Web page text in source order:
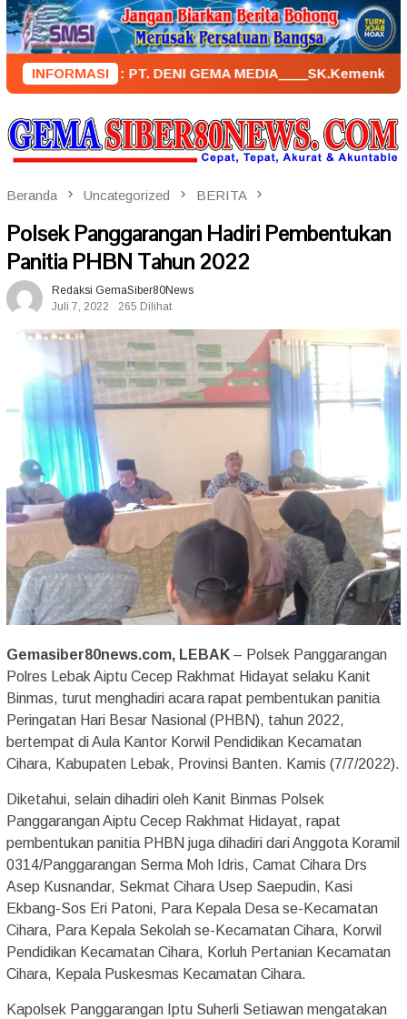
Loncat
ke
konten
INFORMASI
: PT. DENI GEMA MEDIA____SK.KemenkumHam :
Beranda Uncategorized BERITA
Polsek Panggarangan Hadiri Pembentukan
Panitia PHBN Tahun 2022
Redaksi GemaSiber80News
Juli 7, 2022
265 Dilihat
Gemasiber80news.com, LEBAK – Polsek Panggarangan
Polres Lebak Aiptu Cecep Rakhmat Hidayat selaku Kanit
Binmas, turut menghadiri acara rapat pembentukan panitia
Peringatan Hari Besar Nasional (PHBN), tahun 2022,
bertempat di Aula Kantor Korwil Pendidikan Kecamatan
Cihara, Kabupaten Lebak, Provinsi Banten. Kamis (7/7/2022).
Diketahui, selain dihadiri oleh Kanit Binmas Polsek
Panggarangan Aiptu Cecep Rakhmat Hidayat, rapat
pembentukan panitia PHBN juga dihadiri dari Anggota Koramil
0314/Panggarangan Serma Moh Idris, Camat Cihara Drs
Asep Kusnandar, Sekmat Cihara Usep Saepudin, Kasi
Ekbang-Sos Eri Patoni, Para Kepala Desa se-Kecamatan
Cihara, Para Kepala Sekolah se-Kecamatan Cihara, Korwil
Pendidikan Kecamatan Cihara, Korluh Pertanian Kecamatan
Cihara, Kepala Puskesmas Kecamatan Cihara.
Kapolsek Panggarangan Iptu Suherli Setiawan mengatakan